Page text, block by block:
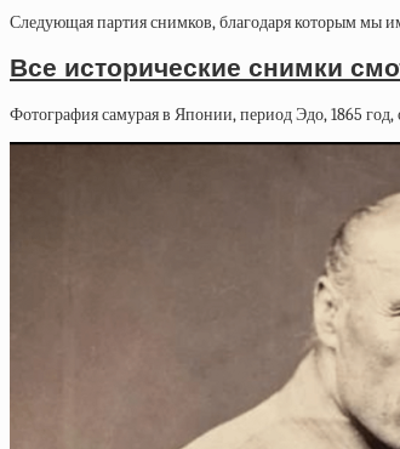
Следующая партия снимков, благодаря которым мы
Все исторические снимки
Фотография самурая в Японии, период Эдо, 1865